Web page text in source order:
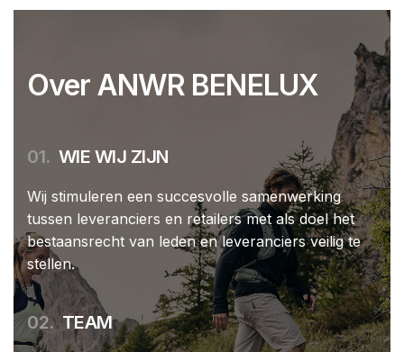
Over ANWR BENELUX
01. WIE WIJ ZIJN
Wij stimuleren een succesvolle samenwerking
tussen leveranciers en retailers met als doel het
bestaansrecht van leden en leveranciers veilig te
stellen.
02. TEAM